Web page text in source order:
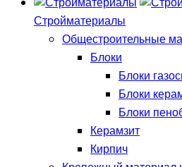
Стройматериалы
Общестроительные
Блоки
Блоки
Блоки
Блоки
Керамзит
Кирпич